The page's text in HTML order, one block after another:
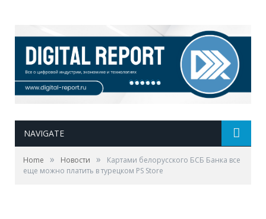
NAVIGATE
Home » Новости »
Картами белорусского БСБ Банка все
еще можно платить в турецком PS Store